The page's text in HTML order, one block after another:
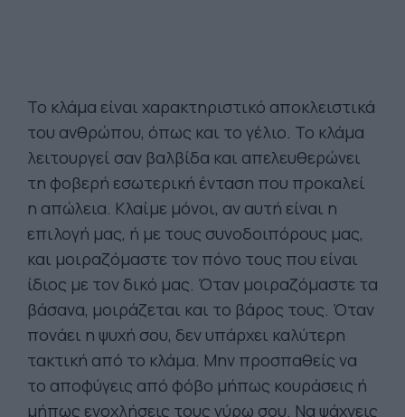
Το κλάμα είναι χαρακτηριστικό αποκλειστικά
του ανθρώπου, όπως και το γέλιο. Το κλάμα
λειτουργεί σαν βαλβίδα και απελευθερώνει
τη φοβερή εσωτερική ένταση που προκαλεί
η απώλεια. Κλαίμε μόνοι, αν αυτή είναι η
επιλογή μας, ή με τους συνοδοιπόρους μας,
και μοιραζόμαστε τον πόνο τους που είναι
ίδιος με τον δικό μας. Όταν μοιραζόμαστε τα
βάσανα, μοιράζεται και το βάρος τους. Όταν
πονάει η ψυχή σου, δεν υπάρχει καλύτερη
τακτική από το κλάμα. Μην προσπαθείς να
το αποφύγεις από φόβο μήπως κουράσεις ή
μήπως ενοχλήσεις τους γύρω σου. Να ψάχνεις